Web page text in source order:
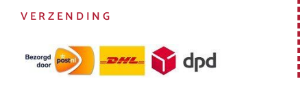
VERZENDING